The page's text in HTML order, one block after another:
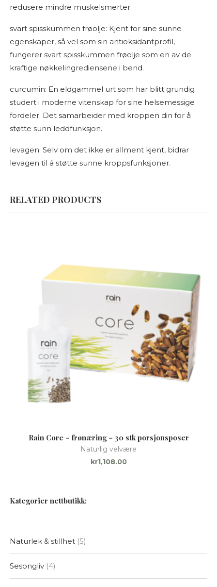
redusere mindre muskelsmerter.
svart spisskummen frøolje: Kjent for sine sunne
egenskaper, så vel som sin antioksidantprofil,
fungerer svart spisskummen frøolje som en av de
kraftige nøkkelingrediensene i bend.
curcumin: En eldgammel urt som har blitt grundig
studert i moderne vitenskap for sine helsemessige
fordeler. Det samarbeider med kroppen din for å
støtte sunn leddfunksjon.
levagen: Selv om det ikke er allment kjent, bidrar
levagen til å støtte sunne kroppsfunksjoner.
RELATED PRODUCTS
Rain Core – frønæring – 30 stk porsjonsposer
Naturlig velvære
kr1,108.00
Kategorier nettbutikk:
Naturlek & stillhet 5
Sesongliv 4